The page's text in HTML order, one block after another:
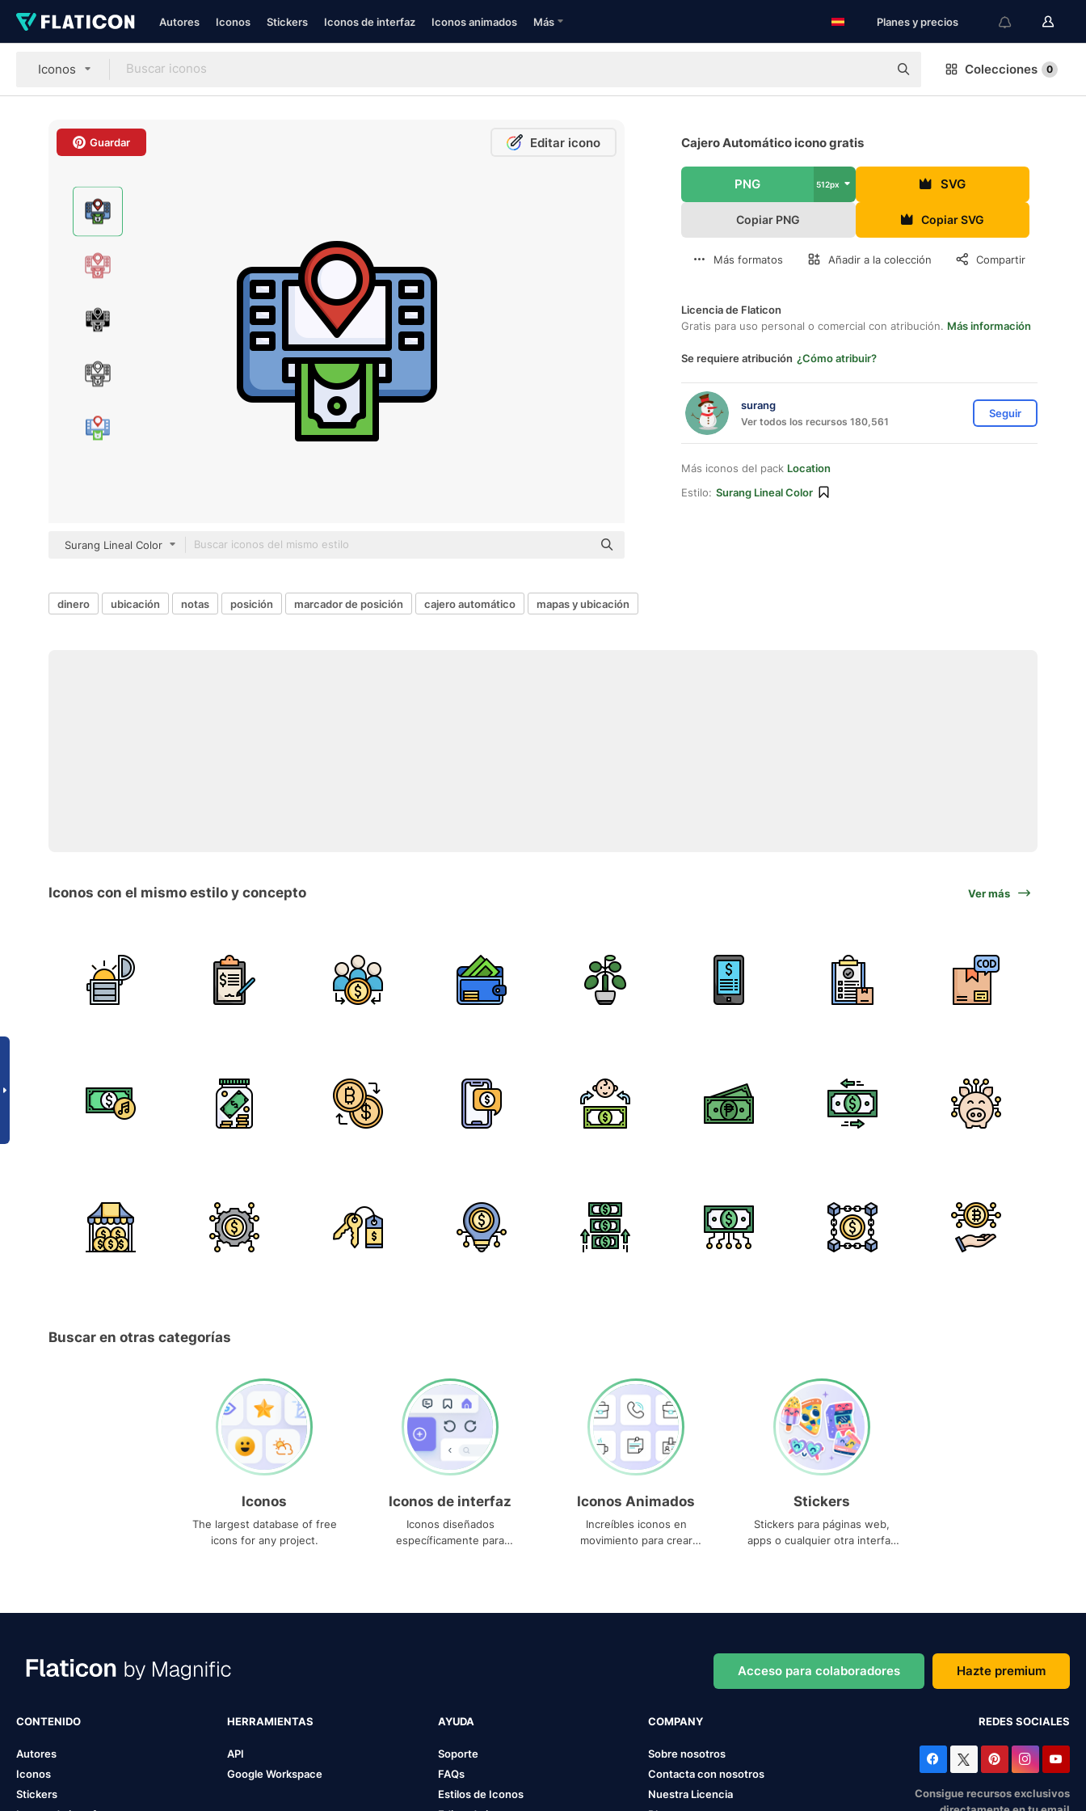
Autores Iconos Stickers Iconos de interfaz Iconos animados Más Planes y precios
Iconos Colecciones 0
Guardar Editar icono
Surang Lineal Color
Cajero Automático icono gratis
PNG 512px SVG
Copiar PNG Copiar SVG
Más formatos Añadir a la colección Compartir
Licencia de Flaticon
Gratis para uso personal o comercial con atribución. Más información
Se requiere atribución ¿Cómo atribuir?
surang
Ver todos los recursos 180,561
Seguir
Más iconos del pack Location
Estilo: Surang Lineal Color
dinero ubicación notas posición marcador de posición cajero automático mapas y ubicación
Iconos con el mismo estilo y concepto Ver más
Buscar en otras categorías
Iconos
The largest database of free
icons for any project.
Iconos de interfaz
Iconos diseñados
específicamente para
Iconos Animados
Increíbles iconos en
movimiento para crear
Stickers
Stickers para páginas web,
apps o cualquier otra interfaz
Acceso para colaboradores Hazte premium
CONTENIDO
Autores
Iconos
Stickers
HERRAMIENTAS
API
Google Workspace
AYUDA
Soporte
FAQs
Estilos de Iconos
COMPANY
Sobre nosotros
Contacta con nosotros
Nuestra Licencia
REDES SOCIALES
Consigue recursos exclusivos